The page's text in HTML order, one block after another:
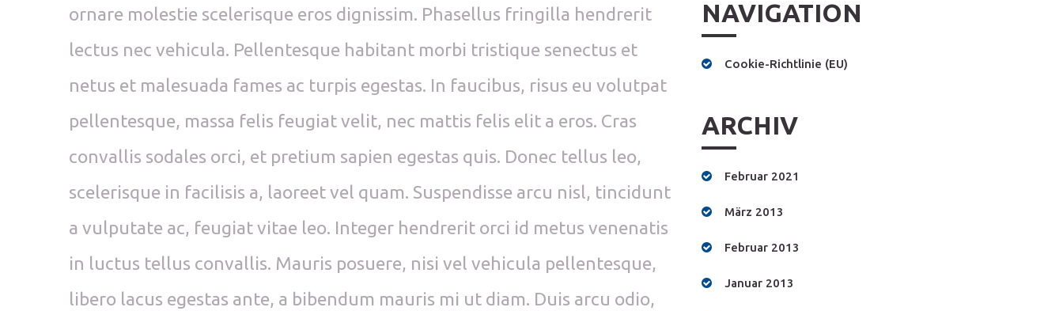
ornare molestie scelerisque eros dignissim. Phasellus fringilla hendrerit
lectus nec vehicula. Pellentesque habitant morbi tristique senectus et
netus et malesuada fames ac turpis egestas. In faucibus, risus eu volutpat
pellentesque, massa felis feugiat velit, nec mattis felis elit a eros. Cras
convallis sodales orci, et pretium sapien egestas quis. Donec tellus leo,
scelerisque in facilisis a, laoreet vel quam. Suspendisse arcu nisl, tincidunt
a vulputate ac, feugiat vitae leo. Integer hendrerit orci id metus venenatis
in luctus tellus convallis. Mauris posuere, nisi vel vehicula pellentesque,
libero lacus egestas ante, a bibendum mauris mi ut diam. Duis arcu odio,
NAVIGATION
Cookie-Richtlinie (EU)
ARCHIV
Februar 2021
März 2013
Februar 2013
Januar 2013